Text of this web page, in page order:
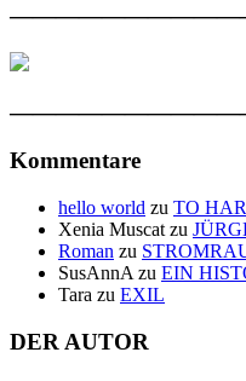
Kommentare
hello world zu TO
Xenia Muscat zu
Roman zu
SusAnnA zu EIN
Tara zu EXIL
DER AUTOR